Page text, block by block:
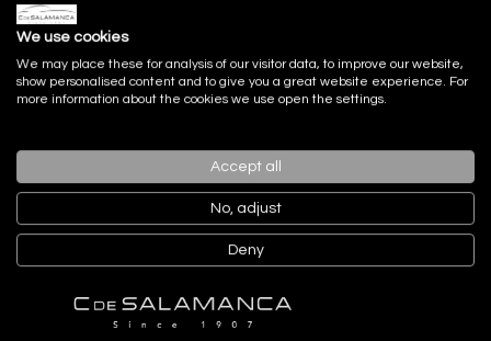
We use cookies
We may place these for analysis of our visitor data, to improve our website,
show personalised content and to give you a great website experience. For
more information about the cookies we use open the settings.
Accept all
No, adjust
Deny